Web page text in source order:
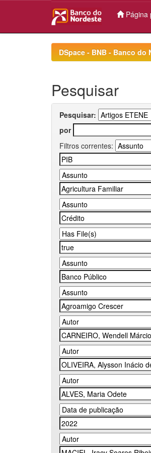
Página
DSpace - BNB - Banco do
Pesquisar
Pesquisar:
por
Filtros correntes: